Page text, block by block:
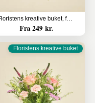
Floristens kreative buket, farverige nuancer
Fra 249 kr.
Floristens kreative buket